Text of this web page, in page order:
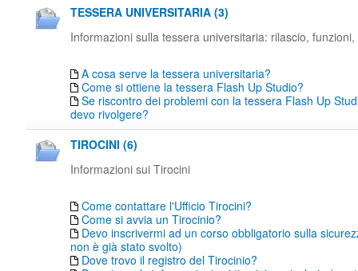
TESSERA UNIVERSITARIA (3)
Informazioni sulla tessera universitaria: rilascio, funzioni,
A cosa serve la tessera universitaria?
Come si ottiene la tessera Flash Up Studio?
Se riscontro dei problemi con la tessera Flash Up
devo rivolgere?
TIROCINI (6)
Informazioni sui Tirocini
Come contattare l'Ufficio Tirocini?
Come si avvia un Tirocinio?
Devo inscrivermi ad un corso obbligatorio sulla
non è già stato svolto)
Dove trovo il registro del Tirocinio?